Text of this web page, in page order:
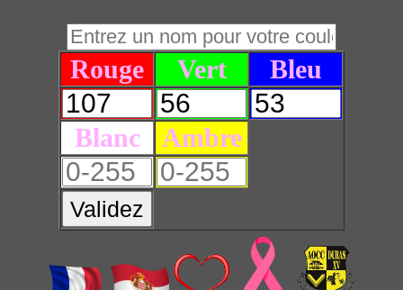
Rouge Vert Bleu
Blanc Ambre
Validez